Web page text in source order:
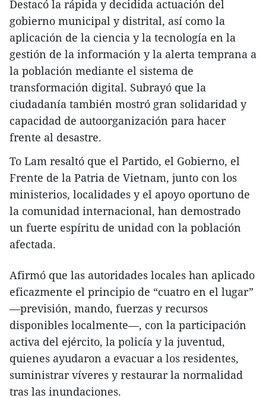
Destacó la rápida y decidida actuación del
gobierno municipal y distrital, así como la
aplicación de la ciencia y la tecnología en la
gestión de la información y la alerta temprana a
la población mediante el sistema de
transformación digital. Subrayó que la
ciudadanía también mostró gran solidaridad y
capacidad de autoorganización para hacer
frente al desastre.
To Lam resaltó que el Partido, el Gobierno, el
Frente de la Patria de Vietnam, junto con los
ministerios, localidades y el apoyo oportuno de
la comunidad internacional, han demostrado
un fuerte espíritu de unidad con la población
afectada.
Afirmó que las autoridades locales han aplicado
eficazmente el principio de “cuatro en el lugar”
—previsión, mando, fuerzas y recursos
disponibles localmente—, con la participación
activa del ejército, la policía y la juventud,
quienes ayudaron a evacuar a los residentes,
suministrar víveres y restaurar la normalidad
tras las inundaciones.